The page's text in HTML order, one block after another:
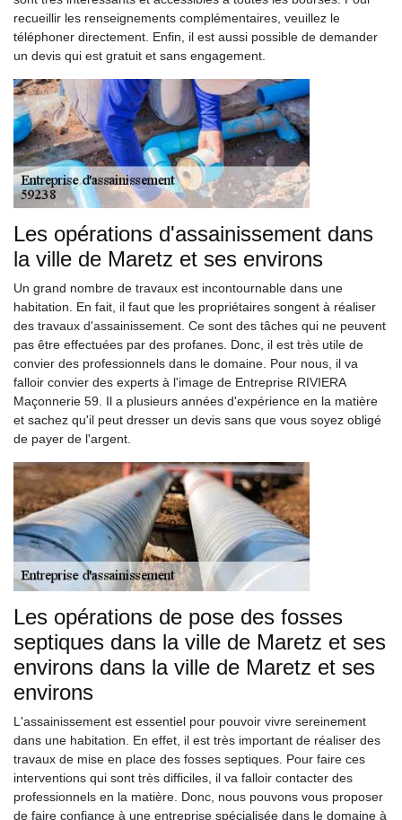
recueillir les renseignements complémentaires, veuillez le
téléphoner directement. Enfin, il est aussi possible de demander
un devis qui est gratuit et sans engagement.
Les opérations d'assainissement dans
la ville de Maretz et ses environs
Un grand nombre de travaux est incontournable dans une
habitation. En fait, il faut que les propriétaires songent à réaliser
des travaux d'assainissement. Ce sont des tâches qui ne peuvent
pas être effectuées par des profanes. Donc, il est très utile de
convier des professionnels dans le domaine. Pour nous, il va
falloir convier des experts à l'image de Entreprise RIVIERA
Maçonnerie 59. Il a plusieurs années d'expérience en la matière
et sachez qu'il peut dresser un devis sans que vous soyez obligé
de payer de l'argent.
Les opérations de pose des fosses
septiques dans la ville de Maretz et ses
environs dans la ville de Maretz et ses
environs
L'assainissement est essentiel pour pouvoir vivre sereinement
dans une habitation. En effet, il est très important de réaliser des
travaux de mise en place des fosses septiques. Pour faire ces
interventions qui sont très difficiles, il va falloir contacter des
professionnels en la matière. Donc, nous pouvons vous proposer
de faire confiance à une entreprise spécialisée dans le domaine à